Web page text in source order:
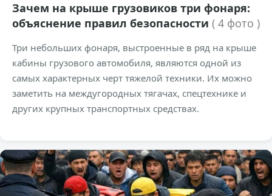
Зачем на крыше грузовиков три фонаря:
объяснение правил безопасности ( 4 фото )
Три небольших фонаря, выстроенные в ряд на крыше
кабины грузового автомобиля, являются одной из
самых характерных черт тяжелой техники. Их можно
заметить на междугородных тягачах, спецтехнике и
других крупных транспортных средствах.